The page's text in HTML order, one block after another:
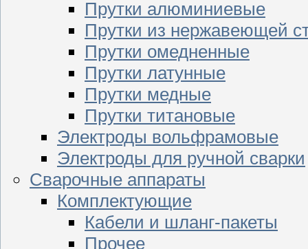
Прутки алюминиевые
Прутки из нержавеющей
Прутки омедненные
Прутки латунные
Прутки медные
Прутки титановые
Электроды вольфрамовые
Электроды для ручной сварки
Сварочные аппараты
Комплектующие
Кабели и шланг-пакеты
Прочее